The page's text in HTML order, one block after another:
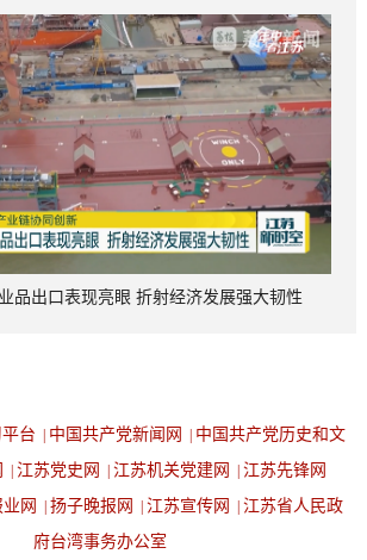
品出口表现亮眼 折射经济发展强大韧性
台 中国共产党新闻网
中国共产党历史和文
江苏党史网 江苏机关党建网
江苏先锋网
网 扬子晚报网 江苏宣传网
江苏省人民政
府台湾事务办公室